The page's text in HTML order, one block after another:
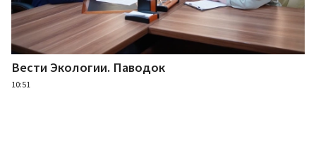
Вести Экологии. Паводок
10:51